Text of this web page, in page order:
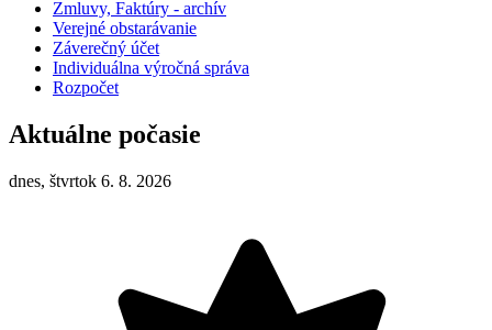
Zmluvy, Faktúry - archív
Verejné obstarávanie
Záverečný účet
Individuálna výročná správa
Rozpočet
Aktuálne počasie
dnes, štvrtok 6. 8. 2026